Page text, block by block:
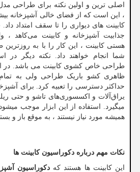
اصلی ترین و اولین نکته برای طراحی
، این است که از فضای خالی آشپزخانه
کابینت های دیواری را تا سقف امتداد داد.
جذابیت آشپزخانه و کابینت می‌کاهد
هستی کابینت ، این کار را با به
شما انجام خواهند داد. نکته دیگر در
طراحی خاص کشوی کابینت می ‌باشد. در
ظاهری کشو باریک طراحی ولی به
حداکثر دسترسی را تعبیه کرد. برای
یراق‌آلات و اکسسوری‌های تاشو و حتی
میگیرد. استفاده از این ابزار موجب
همیشه مورد نیاز نیستند ، به موقع باز و
نکات مهم درباره دکوراسیون کابینت ها
این کابینت ها هستند که دکوراسیون